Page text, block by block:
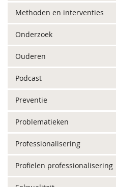
Methoden en interventies
Onderzoek
Ouderen
Podcast
Preventie
Problematieken
Professionalisering
Profielen professionalisering